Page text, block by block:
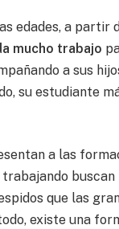
edades, a partir
mucho trabajo
a sus
su estudiante
a las
que las
existe una